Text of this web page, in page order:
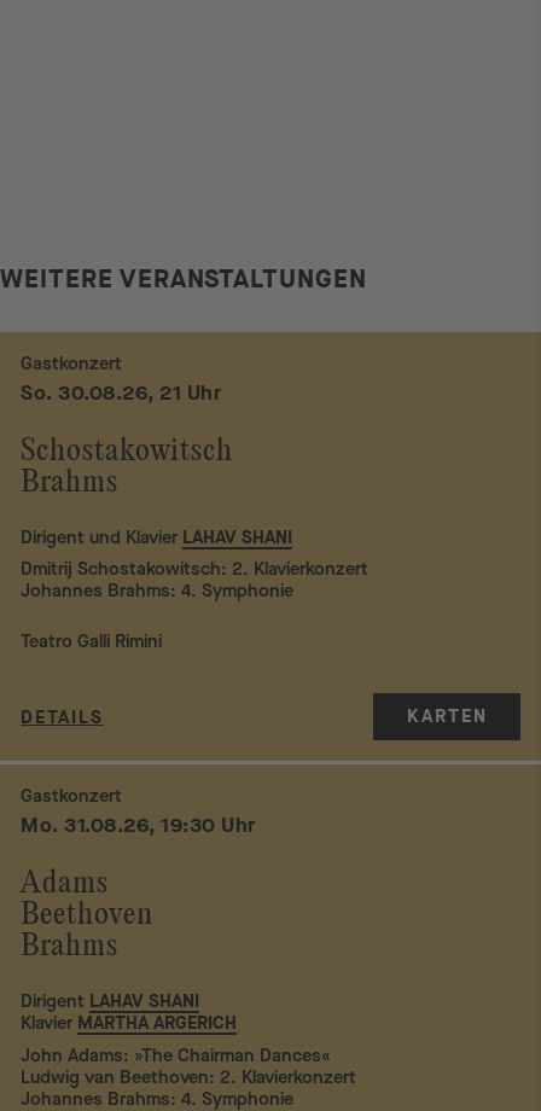
WEITERE VERANSTALTUNGEN
Schostakowitsch
Brahms
Gastkonzert
So. 30.08.26, 21 Uhr
Dirigent und Klavier LAHAV SHANI
Dmitrij Schostakowitsch: 2. Klavierkonzert
Johannes Brahms: 4. Symphonie
Teatro Galli Rimini
DETAILS KARTEN
Adams
Beethoven
Brahms
Gastkonzert
Mo. 31.08.26, 19:30 Uhr
Dirigent LAHAV SHANI
Klavier MARTHA ARGERICH
John Adams: »The Chairman Dances«
Ludwig van Beethoven: 2. Klavierkonzert
Johannes Brahms: 4. Symphonie